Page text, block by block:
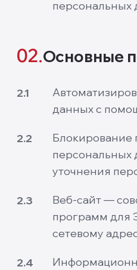
персональных
02.Основные
2.1
данных с
2.2
персональных
уточнения
2.3
Веб-сайт —
программ для
сетевому
2.4